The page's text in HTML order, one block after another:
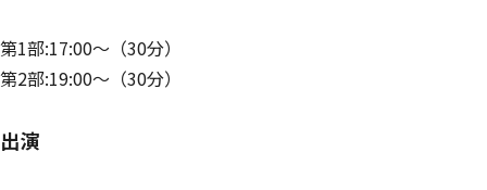
第1部:17:00～（30分）
第2部:19:00～（30分）
出演